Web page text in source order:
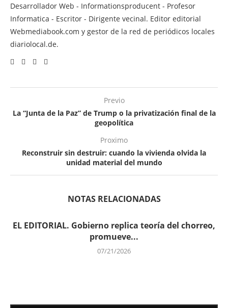
Desarrollador Web - Informationsproducent - Profesor
Informatica - Escritor - Dirigente vecinal. Editor editorial
Webmediabook.com y gestor de la red de periódicos locales
diariolocal.de.
Previo
La “Junta de la Paz” de Trump o la privatización final de la
geopolítica
Proximo
Reconstruir sin destruir: cuando la vivienda olvida la
unidad material del mundo
NOTAS RELACIONADAS
EL EDITORIAL. Gobierno replica teoría del chorreo,
promueve...
07/21/2026